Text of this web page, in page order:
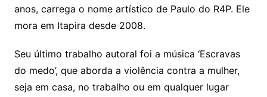
anos, carrega o nome artístico de Paulo do R4P. Ele
mora em Itapira desde 2008.
Seu último trabalho autoral foi a música ‘Escravas
do medo’, que aborda a violência contra a mulher,
seja em casa, no trabalho ou em qualquer lugar